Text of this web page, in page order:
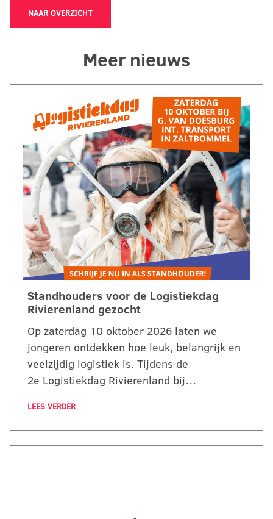
NAAR OVERZICHT
Meer nieuws
Standhouders voor de Logistiekdag
Rivierenland gezocht
Op zaterdag 10 oktober 2026 laten we
jongeren ontdekken hoe leuk, belangrijk en
veelzijdig logistiek is. Tijdens de
2e Logistiekdag Rivierenland bij…
LEES VERDER